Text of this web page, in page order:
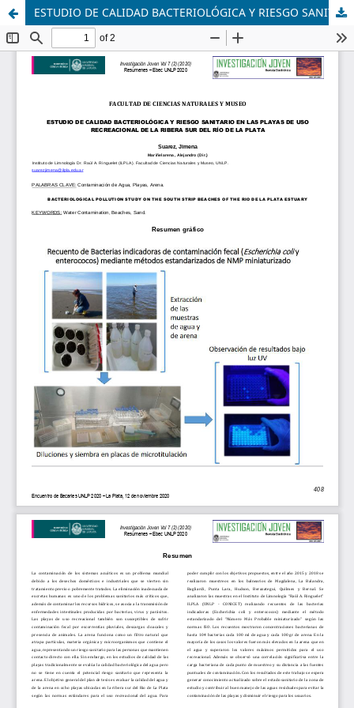
ESTUDIO DE CALIDAD BACTERIOLÓGICA Y RIESGO SANITARIO EN LAS PLAYAS DE USO RECREACIONAL DE LA RIBERA SUR DEL RÍO DE LA PLATA